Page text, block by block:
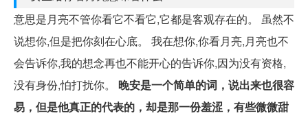
意思是月亮不管你看它不看它,它都是客观存在的。 虽然不
说想你,但是把你刻在心底。 我在想你,你看月亮,月亮也不
会告诉你,我的想念再也不能开心的告诉你,因为没有资格,
没有身份,怕打扰你。 晚安是一个简单的词，说出来也很容
易，但是他真正的代表的，却是那一份羞涩，有些微微甜